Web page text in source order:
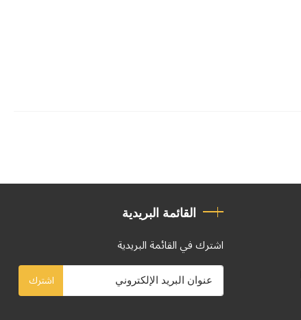
القائمة البريدية
اشترك في القائمة البريدية
اشترك